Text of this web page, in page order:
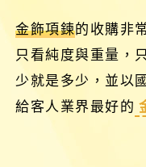
金飾項鍊的收購非
只看純度與重量，
少就是多少，並以
給客人業界最好的